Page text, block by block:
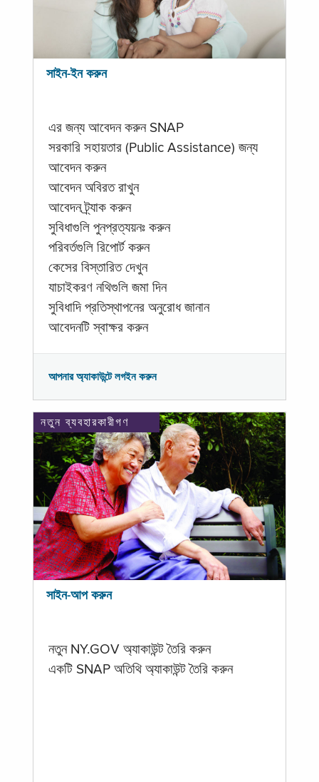
সাইন-ইন করুন
এর জন্য আবেদন করুন SNAP
সরকারি সহায়তার (Public Assistance) জন্য
আবেদন করুন
আবেদন অবিরত রাখুন
আবেদন ট্র্যাক করুন
সুবিধাগুলি পুনপ্রত্যয়নঃ করুন
পরিবর্তগুলি রিপোর্ট করুন
কেসের বিস্তারিত দেখুন
যাচাইকরণ নথিগুলি জমা দিন
সুবিধাদি প্রতিস্থাপনের অনুরোধ জানান
আবেদনটি স্বাক্ষর করুন
আপনার অ্যাকাউন্টে লগইন করুন
নতুন ব্যবহারকারীগণ
সাইন-আপ করুন
নতুন NY.GOV অ্যাকাউন্ট তৈরি করুন
একটি SNAP অতিথি অ্যাকাউন্ট তৈরি করুন